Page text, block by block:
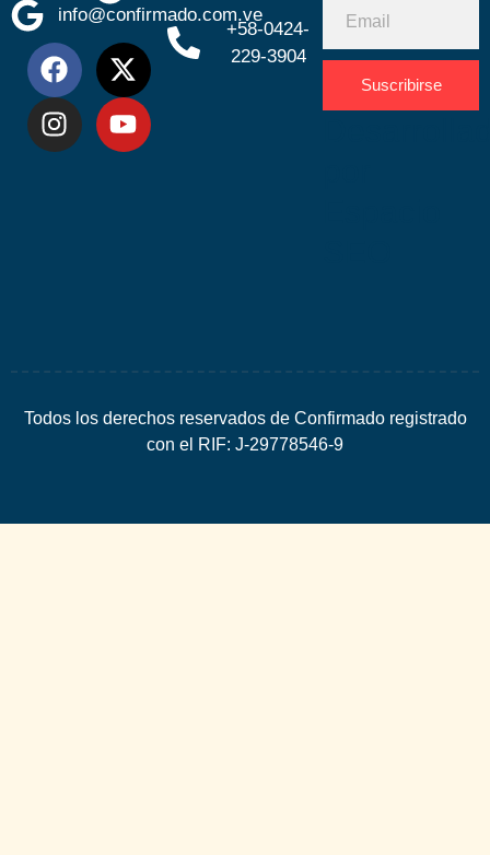
info@confirmado.com.ve
+58-0424-
229-3904
Suscribirse
Todos los derechos reservados de Confirmado registrado
con el RIF: J-29778546-9